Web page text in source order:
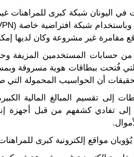
في اليونان شبكة كبرى
مشروعة وكان لديها إمكان الوصول إلى حسابات
المجموعة تدير 3 000 من حسابات
فُتحت ببطاقات هوية مسروقة
الحواسيب المحمولة التي صودرت تحتوي على 9
إلى تقسيم المبالغ المالية
إلى تفادي كشفهم من قبل أجهزة
مواقع إلكترونية كبرى